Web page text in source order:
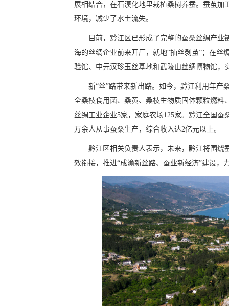
展相结合，在石漠化地里栽植桑树养蚕。蚕茧
环境，减少了水土流失。
目前，黔江区已形成了完整的蚕桑丝绸产业
海的丝绸企业前来开厂，就地“抽丝剥茧”；在
验馆、中元汉珍玉丝基地和武陵山丝绸博物馆，
新“丝”路带来新出路。如今，黔江利用年产
全桑枝食用菌、桑黄、桑枝生物质固体颗粒燃料
丝绸工业企业5家，家庭农场125家。黔江全国
万余人从事蚕桑生产，综合收入达2亿元以上。
黔江区相关负责人表示，未来，黔江将围绕
效衔接，推进“成渝新丝路、蚕业新经济”建设